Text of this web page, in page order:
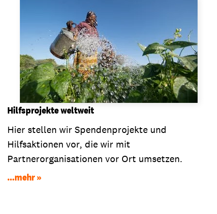
Hilfsprojekte weltweit
Hier stellen wir Spendenprojekte und
Hilfsaktionen vor, die wir mit
Partnerorganisationen vor Ort umsetzen.
...mehr